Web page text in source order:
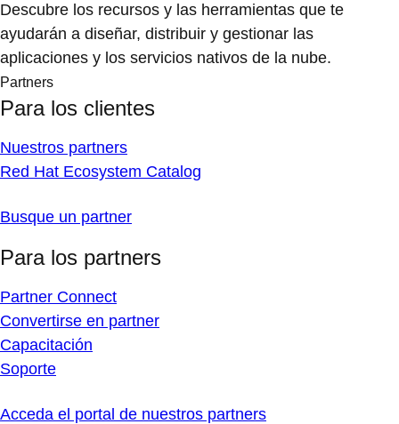
Descubre los recursos y las herramientas que te
ayudarán a diseñar, distribuir y gestionar las
aplicaciones y los servicios nativos de la nube.
Partners
Para los clientes
Nuestros partners
Red Hat Ecosystem Catalog
Busque un partner
Para los partners
Partner Connect
Convertirse en partner
Capacitación
Soporte
Acceda el portal de nuestros partners